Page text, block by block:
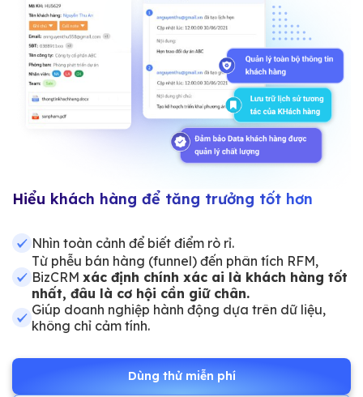
Hiểu khách hàng để tăng trưởng tốt hơn
Nhìn toàn cảnh để biết điểm rò rỉ.
Từ phễu bán hàng (funnel) đến phân tích RFM,
BizCRM xác định chính xác ai là khách hàng tốt
nhất, đâu là cơ hội cần giữ chân.
Giúp doanh nghiệp hành động dựa trên dữ liệu,
không chỉ cảm tính.
Dùng thử miễn phí